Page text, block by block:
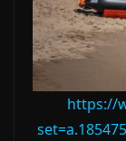
https://